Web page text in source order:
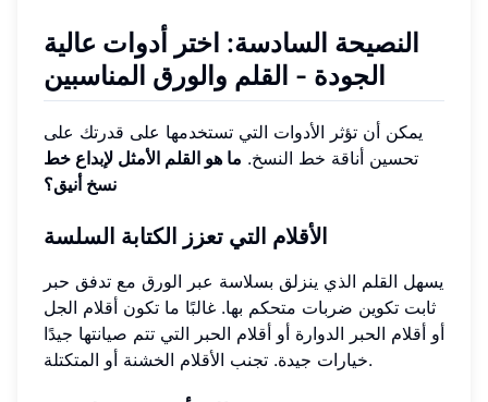
النصيحة السادسة: اختر أدوات عالية
الجودة - القلم والورق المناسبين
يمكن أن تؤثر الأدوات التي تستخدمها على قدرتك على
تحسين أناقة خط النسخ. ما هو القلم الأمثل لإبداع خط
نسخ أنيق؟
الأقلام التي تعزز الكتابة السلسة
يسهل القلم الذي ينزلق بسلاسة عبر الورق مع تدفق حبر
ثابت تكوين ضربات متحكم بها. غالبًا ما تكون أقلام الجل
أو أقلام الحبر الدوارة أو أقلام الحبر التي تتم صيانتها جيدًا
خيارات جيدة. تجنب الأقلام الخشنة أو المتكتلة.